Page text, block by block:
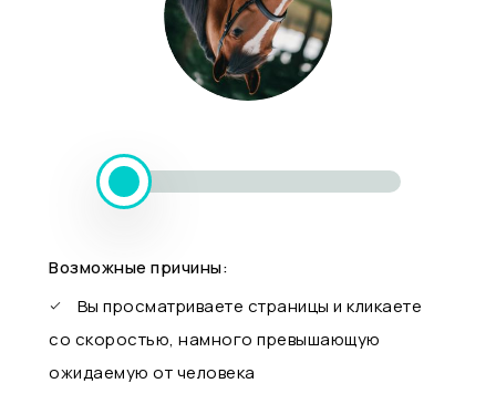
Возможные причины:
Вы просматриваете страницы и кликаете
со скоростью, намного превышающую
ожидаемую от человека